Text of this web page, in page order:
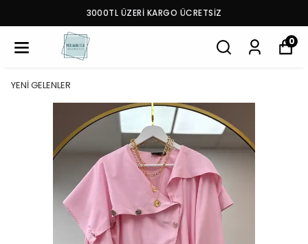
3000TL ÜZERİ KARGO ÜCRETSİZ
0
YENİ GELENLER